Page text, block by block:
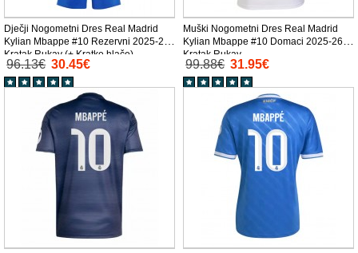
Dječji Nogometni Dres Real Madrid
Kylian Mbappe #10 Rezervni 2025-26
Kratak Rukav (+ Kratke hlače)
96.13€ 30.45€
Muški Nogometni Dres Real Madrid
Kylian Mbappe #10 Domaci 2025-26
Kratak Rukav
99.88€ 31.95€